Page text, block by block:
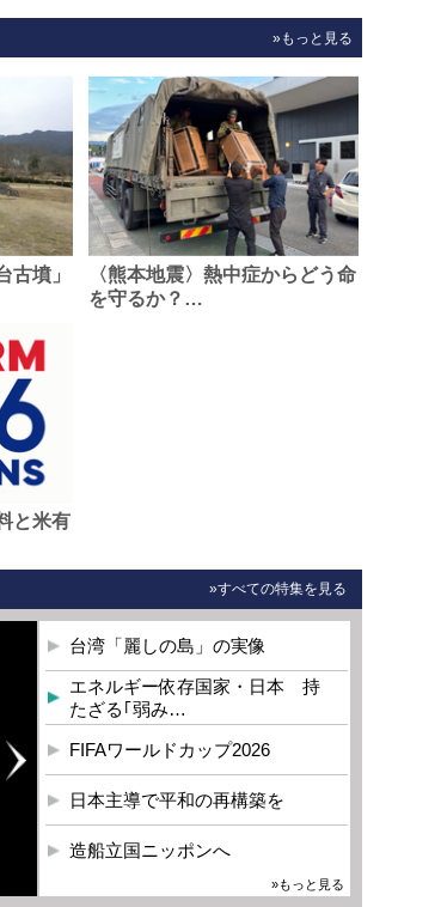
»もっと見る
古墳」
〈熊本地震〉熱中症からどう命
を守るか？…
と米有
»すべての特集を見る
台湾「麗しの島」の実像
エネルギー依存国家・日本 持
たざる｢弱み…
FIFAワールドカップ2026
日本主導で平和の再構築を
造船立国ニッポンへ
»もっと見る